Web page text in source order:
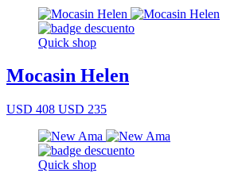
Quick shop
Mocasin Helen
USD 408 USD 235
Quick shop